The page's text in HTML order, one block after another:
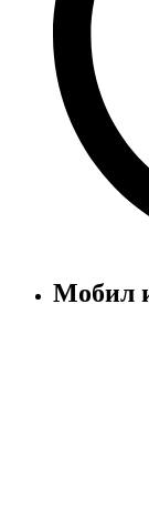
Мобил